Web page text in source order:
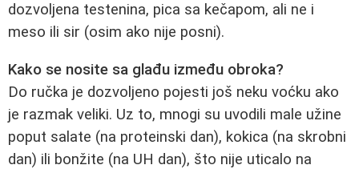
dozvoljena testenina, pica sa kečapom, ali ne i
meso ili sir (osim ako nije posni).
Kako se nosite sa glađu između obroka?
Do ručka je dozvoljeno pojesti još neku voćku ako
je razmak veliki. Uz to, mnogi su uvodili male užine
poput salate (na proteinski dan), kokica (na skrobni
dan) ili bonžite (na UH dan), što nije uticalo na